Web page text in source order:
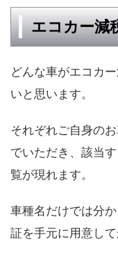
エコカー減
どんな車がエコカ
いと思います。
それぞれご自身の
でいただき、該当
覧が現れます。
車種名だけでは分
証を手元に用意し